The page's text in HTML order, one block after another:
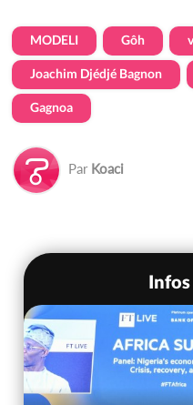
MODELI Gôh
Joachim Djédjé Bagnon
Gagnoa
Par Koaci